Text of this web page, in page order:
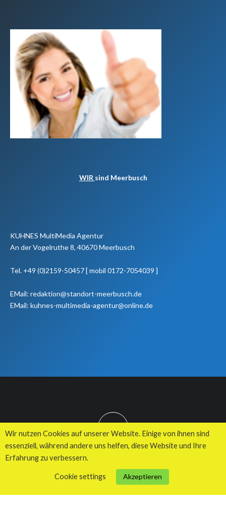
WIR sind Meerbusch
KUHNES MultiMedia Agentur
An der Vogelruthe 8, 40670 Meerbusch
Tel. +49 (0)2159-50457 [ mobil 0172-7054039 ]
EMail: redaktion@standort-meerbusch.de
EMail: kuhnes-multimedia-agentur@online.de
TOP
© 2026 Kuhnes MultiMedia Agentur
Wir nutzen Cookies auf unserer Website. Einige von ihnen sind
essenziell, während andere uns helfen, diese Website und Ihre
Erfahrung zu verbessern.
Cookie settings Akzeptieren